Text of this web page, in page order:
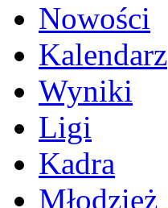
Nowości
Kalendarz
Wyniki
Ligi
Kadra
Młodzież